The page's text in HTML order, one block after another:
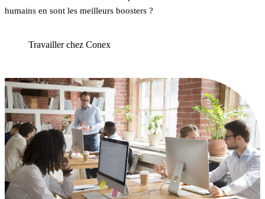
humains en sont les meilleurs boosters ?
Travailler chez Conex